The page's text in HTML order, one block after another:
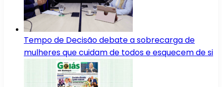
Tempo de Decisão debate a sobrecarga de
mulheres que cuidam de todos e esquecem de si